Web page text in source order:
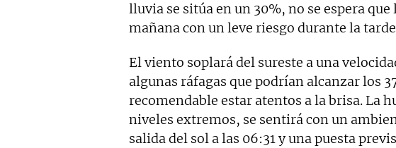
lluvia se sitúa en un 30%, no se espera
mañana con un leve riesgo durante la
El viento soplará del sureste a una
algunas ráfagas que podrían alcanzar los
recomendable estar atentos a la brisa. La
niveles extremos, se sentirá con un
salida del sol a las 06:31 y una puesta